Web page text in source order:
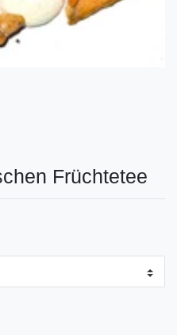
Früchtetee